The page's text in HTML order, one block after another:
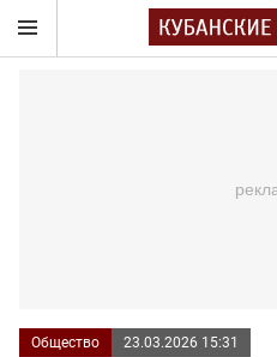
Общество 23.03.2026 15:31